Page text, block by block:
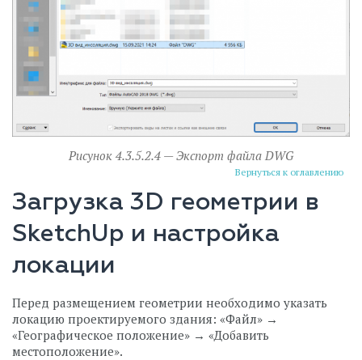
Рисунок 4.3.5.2.4 — Экспорт файла DWG
Вернуться к оглавлению
Загрузка 3D геометрии в
SketchUp и настройка
локации
Перед размещением геометрии необходимо указать
локацию проектируемого здания: «Файл» →
«Географическое положение» → «Добавить
местоположение».